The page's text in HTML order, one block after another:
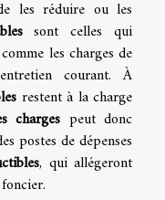
les réduire ou les
sont celles qui
les charges de
courant. À
restent à la charge
charges peut donc
postes de dépenses
, qui allégeront